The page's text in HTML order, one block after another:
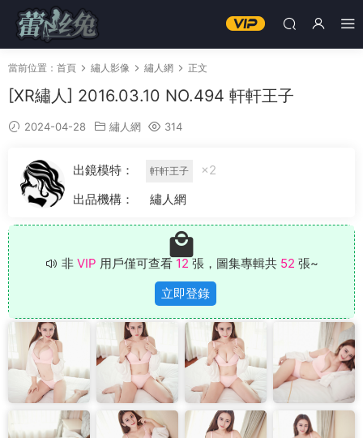
當前位置： 首頁 繡人影像 繡人網 正文
[XR繡人] 2016.03.10 NO.494 軒軒王子
2024-04-28 繡人網 314
出鏡模特： 軒軒王子
×2
出品機構：
繡人網
非 VIP 用戶僅可查看 12 張，圖集專輯共 52 張~
立即登錄